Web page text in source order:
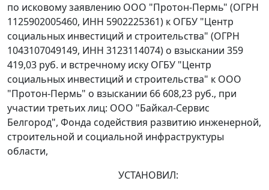
по исковому заявлению ООО "Протон-Пермь" (ОГРН
1125902005460, ИНН 5902225361) к ОГБУ "Центр
социальных инвестиций и строительства" (ОГРН
1043107049149, ИНН 3123114074) о взыскании 359
419,03 руб. и встречному иску ОГБУ "Центр
социальных инвестиций и строительства" к ООО
"Протон-Пермь" о взыскании 66 608,23 руб., при
участии третьих лиц: ООО "Байкал-Сервис
Белгород", Фонда содействия развитию инженерной,
строительной и социальной инфраструктуры
области,
УСТАНОВИЛ: